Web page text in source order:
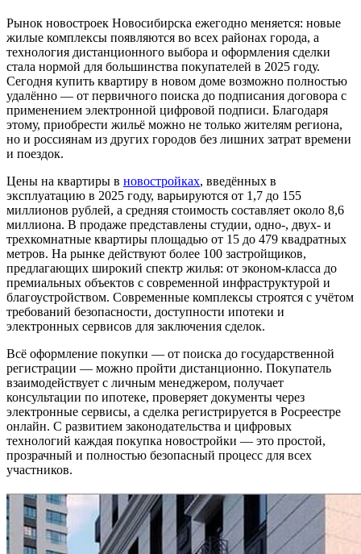
Рынок новостроек Новосибирска ежегодно меняется: новые
жилые комплексы появляются во всех районах города, а
технология дистанционного выбора и оформления сделки
стала нормой для большинства покупателей в 2025 году.
Сегодня купить квартиру в новом доме возможно полностью
удалённо — от первичного поиска до подписания договора с
применением электронной цифровой подписи. Благодаря
этому, приобрести жильё можно не только жителям региона,
но и россиянам из других городов без лишних затрат времени
и поездок.
Цены на квартиры в новостройках, введённых в
эксплуатацию в 2025 году, варьируются от 1,7 до 155
миллионов рублей, а средняя стоимость составляет около 8,6
миллиона. В продаже представлены студии, одно-, двух- и
трехкомнатные квартиры площадью от 15 до 479 квадратных
метров. На рынке действуют более 100 застройщиков,
предлагающих широкий спектр жилья: от эконом-класса до
премиальных объектов с современной инфраструктурой и
благоустройством. Современные комплексы строятся с учётом
требований безопасности, доступности ипотеки и
электронных сервисов для заключения сделок.
Всё оформление покупки — от поиска до государственной
регистрации — можно пройти дистанционно. Покупатель
взаимодействует с личным менеджером, получает
консультации по ипотеке, проверяет документы через
электронные сервисы, а сделка регистрируется в Росреестре
онлайн. С развитием законодательства и цифровых
технологий каждая покупка новостройки — это простой,
прозрачный и полностью безопасный процесс для всех
участников.